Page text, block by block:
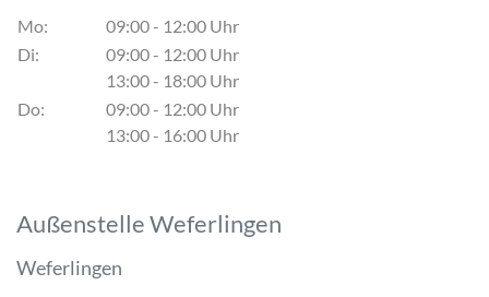
Mo:
09:00 - 12:00 Uhr
Di:
09:00 - 12:00 Uhr
13:00 - 18:00 Uhr
Do:
09:00 - 12:00 Uhr
13:00 - 16:00 Uhr
Außenstelle Weferlingen
Weferlingen